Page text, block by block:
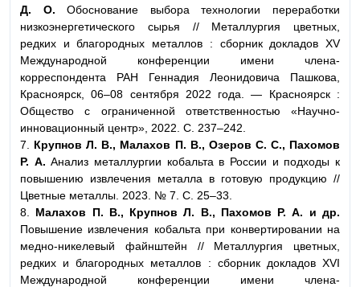
Д. О. Обоснование выбора технологии переработки
низкоэнергетического сырья // Металлургия цветных,
редких и благородных металлов : сборник докладов XV
Международной конференции имени члена-
корреспондента РАН Геннадия Леонидовича Пашкова,
Красноярск, 06–08 сентября 2022 года. — Красноярск :
Общество с ограниченной ответственностью «Научно-
инновационный центр», 2022. С. 237–242.
7. Крупнов Л. В., Малахов П. В., Озеров С. С., Пахомов
Р. А. Анализ металлургии кобальта в России и подходы к
повышению извлечения металла в готовую продукцию //
Цветные металлы. 2023. № 7. С. 25–33.
8. Малахов П. В., Крупнов Л. В., Пахомов Р. А. и др.
Повышение извлечения кобальта при конвертировании на
медно-никелевый файнштейн // Металлургия цветных,
редких и благородных металлов : сборник докладов XVI
Международной конференции имени члена-